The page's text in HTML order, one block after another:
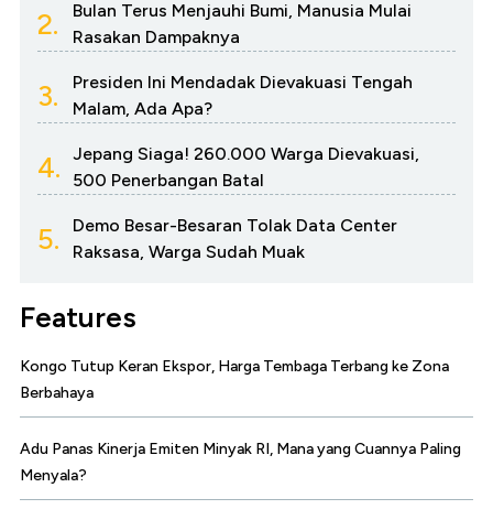
2.
Bulan Terus Menjauhi Bumi, Manusia Mulai
Rasakan Dampaknya
3.
Presiden Ini Mendadak Dievakuasi Tengah
Malam, Ada Apa?
4.
Jepang Siaga! 260.000 Warga Dievakuasi,
500 Penerbangan Batal
5.
Demo Besar-Besaran Tolak Data Center
Raksasa, Warga Sudah Muak
Features
Kongo Tutup Keran Ekspor, Harga Tembaga Terbang ke Zona
Berbahaya
Adu Panas Kinerja Emiten Minyak RI, Mana yang Cuannya Paling
Menyala?